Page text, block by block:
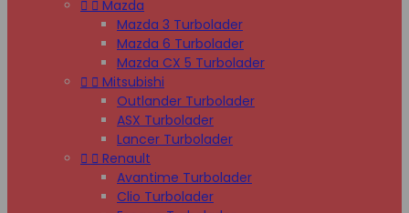
  Mazda
Mazda 3 Turbolader
Mazda 6 Turbolader
Mazda CX 5 Turbolader
  Mitsubishi
Outlander Turbolader
ASX Turbolader
Lancer Turbolader
  Renault
Avantime Turbolader
Clio Turbolader